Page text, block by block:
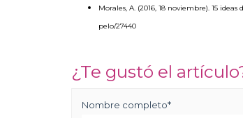
Morales, A. (2016, 18 noviembre). 15
pelo/27440
¿Te gustó el
Nombre completo*